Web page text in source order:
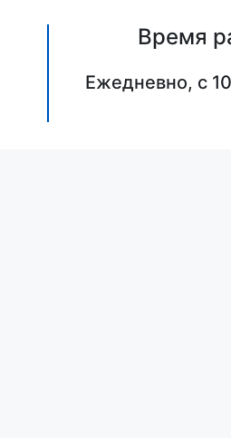
Время
Ежедневно, с